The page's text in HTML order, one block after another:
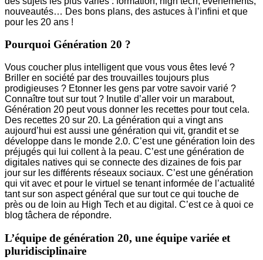
nouveautés… Des bons plans, des astuces à l’infini et que
pour les 20 ans !
Pourquoi Génération 20 ?
Vous coucher plus intelligent que vous vous êtes levé ?
Briller en société par des trouvailles toujours plus
prodigieuses ? Etonner les gens par votre savoir varié ?
Connaître tout sur tout ? Inutile d’aller voir un marabout,
Génération 20 peut vous donner les recettes pour tout cela.
Des recettes 20 sur 20. La génération qui a vingt ans
aujourd’hui est aussi une génération qui vit, grandit et se
développe dans le monde 2.0. C’est une génération loin des
préjugés qui lui collent à la peau. C’est une génération de
digitales natives qui se connecte des dizaines de fois par
jour sur les différents réseaux sociaux. C’est une génération
qui vit avec et pour le virtuel se tenant informée de l’actualité
tant sur son aspect général que sur tout ce qui touche de
près ou de loin au High Tech et au digital. C’est ce à quoi ce
blog tâchera de répondre.
L’équipe de génération 20, une équipe variée et
pluridisciplinaire